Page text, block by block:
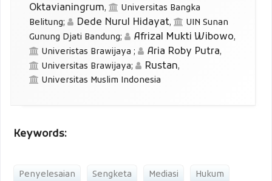
Oktavianingrum,
Universitas Bangka
Belitung; Dede Nurul Hidayat,
UIN Sunan
Gunung Djati Bandung; Afrizal Mukti Wibowo,
Univeristas Brawijaya; Aria Roby Putra,
Universitas Brawijaya; Rustan,
Universitas Muslim Indonesia
Keywords:
Penyelesaian Sengketa Mediasi Hukum